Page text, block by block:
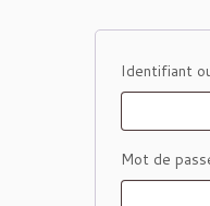
Identifiant
Mot de